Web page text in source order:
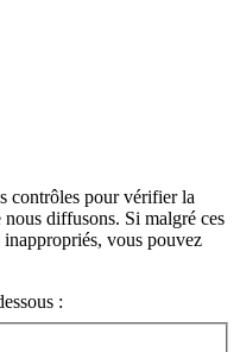
contrôles pour vérifier la
diffusons. Si malgré ces
inappropriés, vous pouvez
: